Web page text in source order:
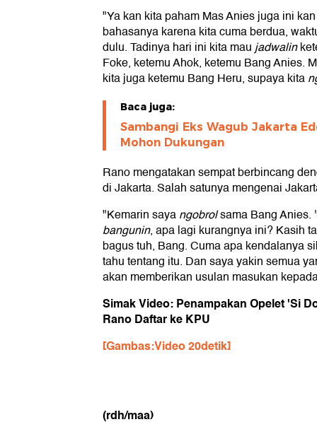
"Ya kan kita paham Mas Anies juga ini
bahasanya karena kita cuma berdua,
dulu. Tadinya hari ini kita maujadwalin
Foke, ketemu Ahok, ketemu Bang Anies.
kita juga ketemu Bang Heru, supaya kita
Baca juga:
Sambangi Eks Wagub Jakarta
Mohon Dukungan
Rano mengatakan sempat berbincang
di Jakarta. Salah satunya mengenai
"Kemarin sayangobrolsama Bang Anies.
bangunin, apa lagi kurangnya ini? Kasih
bagus tuh, Bang. Cuma apa kendalanya
tahu tentang itu. Dan saya yakin semua
akan memberikan usulan masukan
Simak Video: Penampakan Opelet 'Si
Rano Daftar ke KPU
[Gambas:Video 20detik]
(rdh/maa)